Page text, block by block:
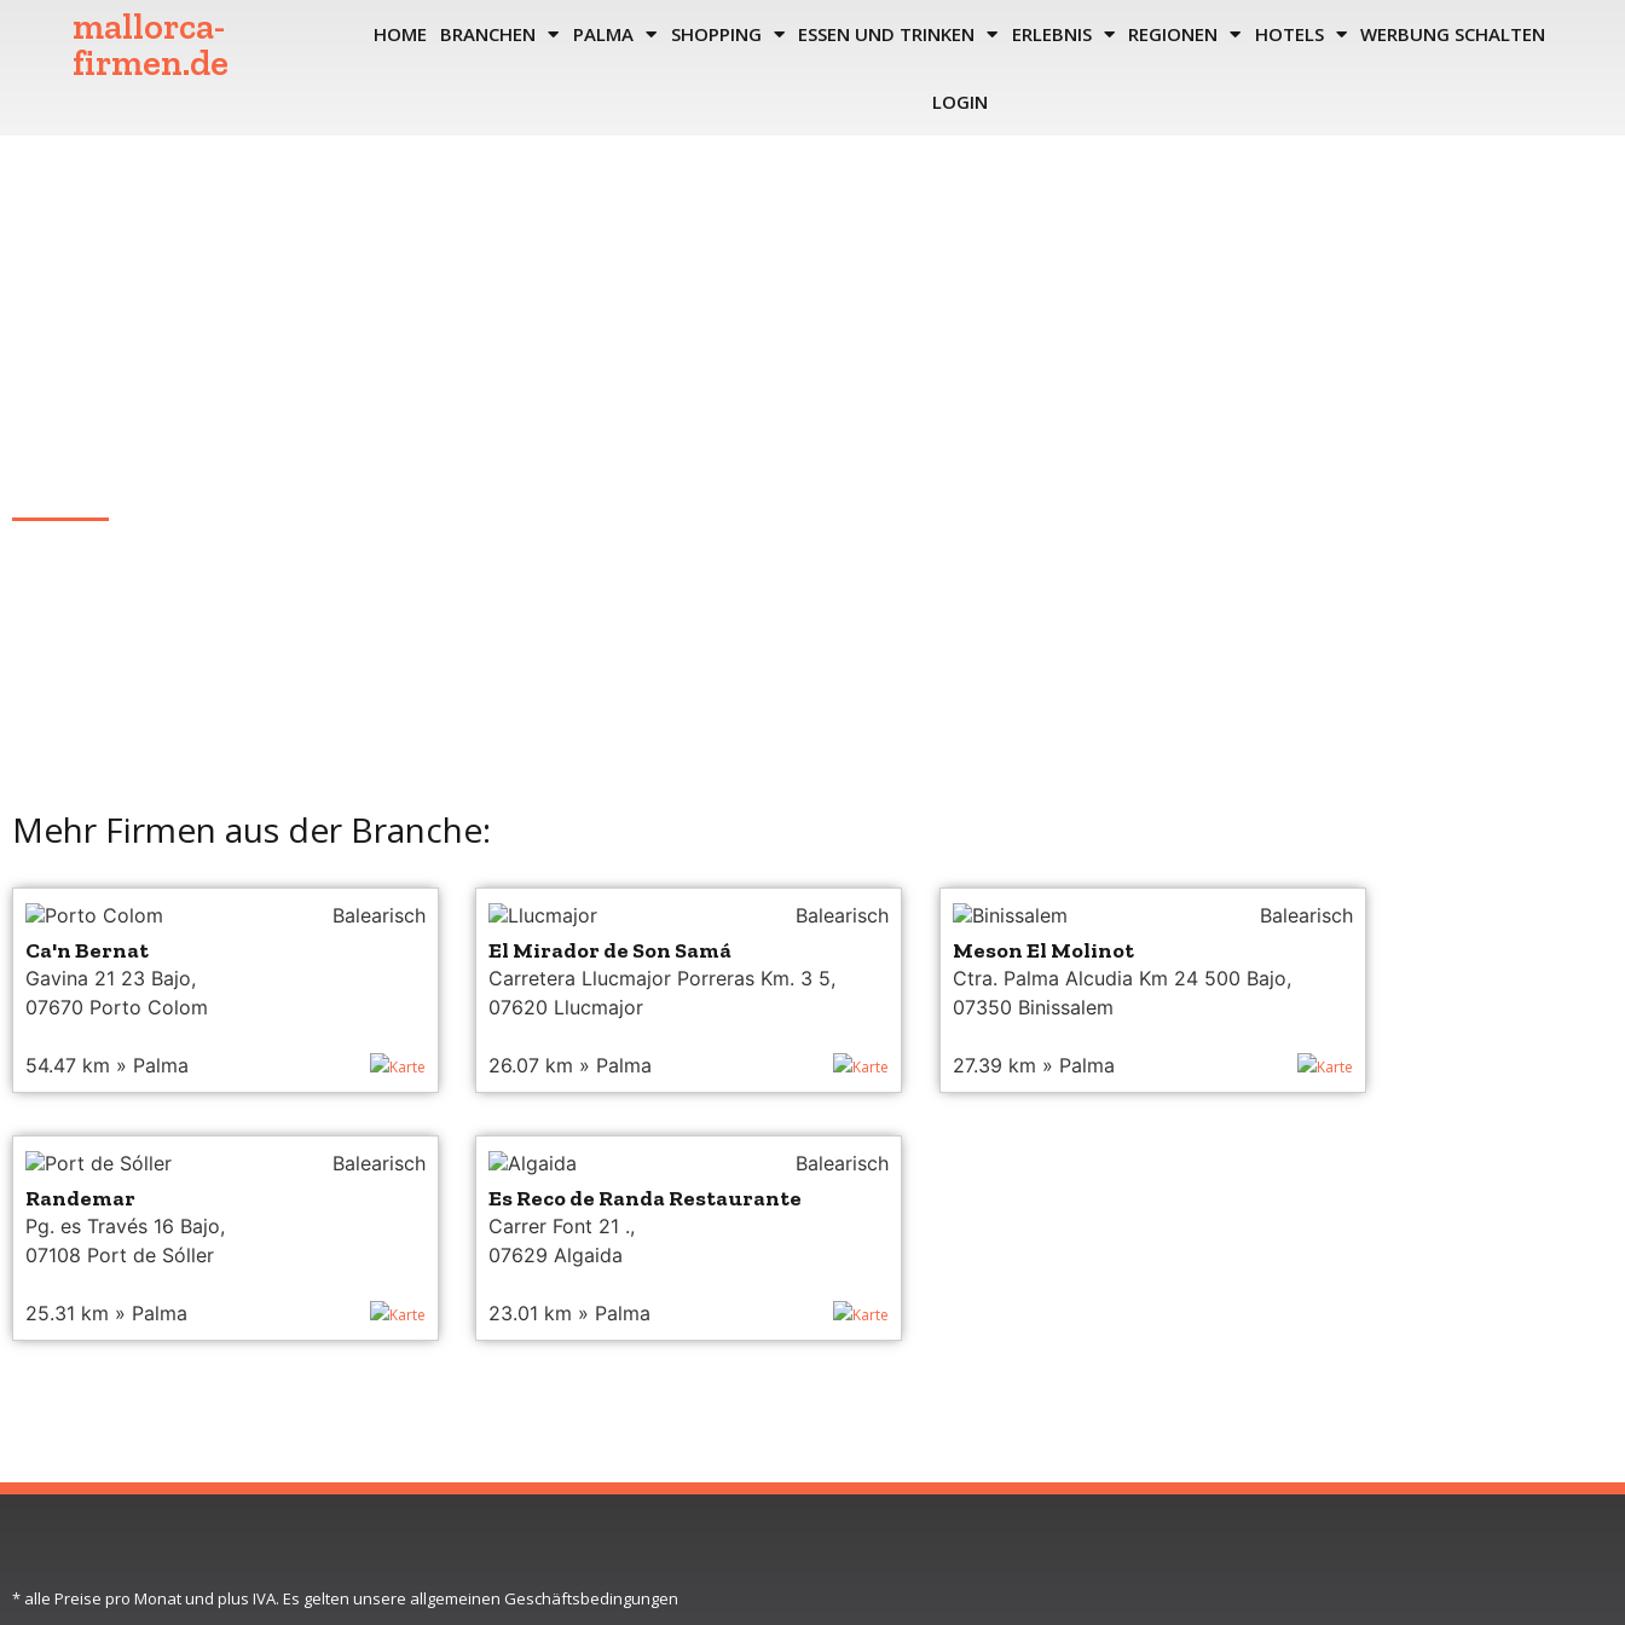
mallorca-
firmen.de
HOME BRANCHEN PALMA SHOPPING ESSEN UND TRINKEN ERLEBNIS REGIONEN HOTELS WERBUNG SCHALTEN
LOGIN
Mehr Firmen aus der Branche:
Porto Colom Balearisch
Ca'n Bernat
Gavina 21 23 Bajo,
07670 Porto Colom
54.47 km » Palma Karte
Llucmajor Balearisch
El Mirador de Son Samá
Carretera Llucmajor Porreras Km. 3 5,
07620 Llucmajor
26.07 km » Palma Karte
Binissalem Balearisch
Meson El Molinot
Ctra. Palma Alcudia Km 24 500 Bajo,
07350 Binissalem
27.39 km » Palma Karte
Port de Sóller Balearisch
Randemar
Pg. es Través 16 Bajo,
07108 Port de Sóller
25.31 km » Palma Karte
Algaida Balearisch
Es Reco de Randa Restaurante
Carrer Font 21 .,
07629 Algaida
23.01 km » Palma Karte
* alle Preise pro Monat und plus IVA. Es gelten unsere allgemeinen Geschäftsbedingungen